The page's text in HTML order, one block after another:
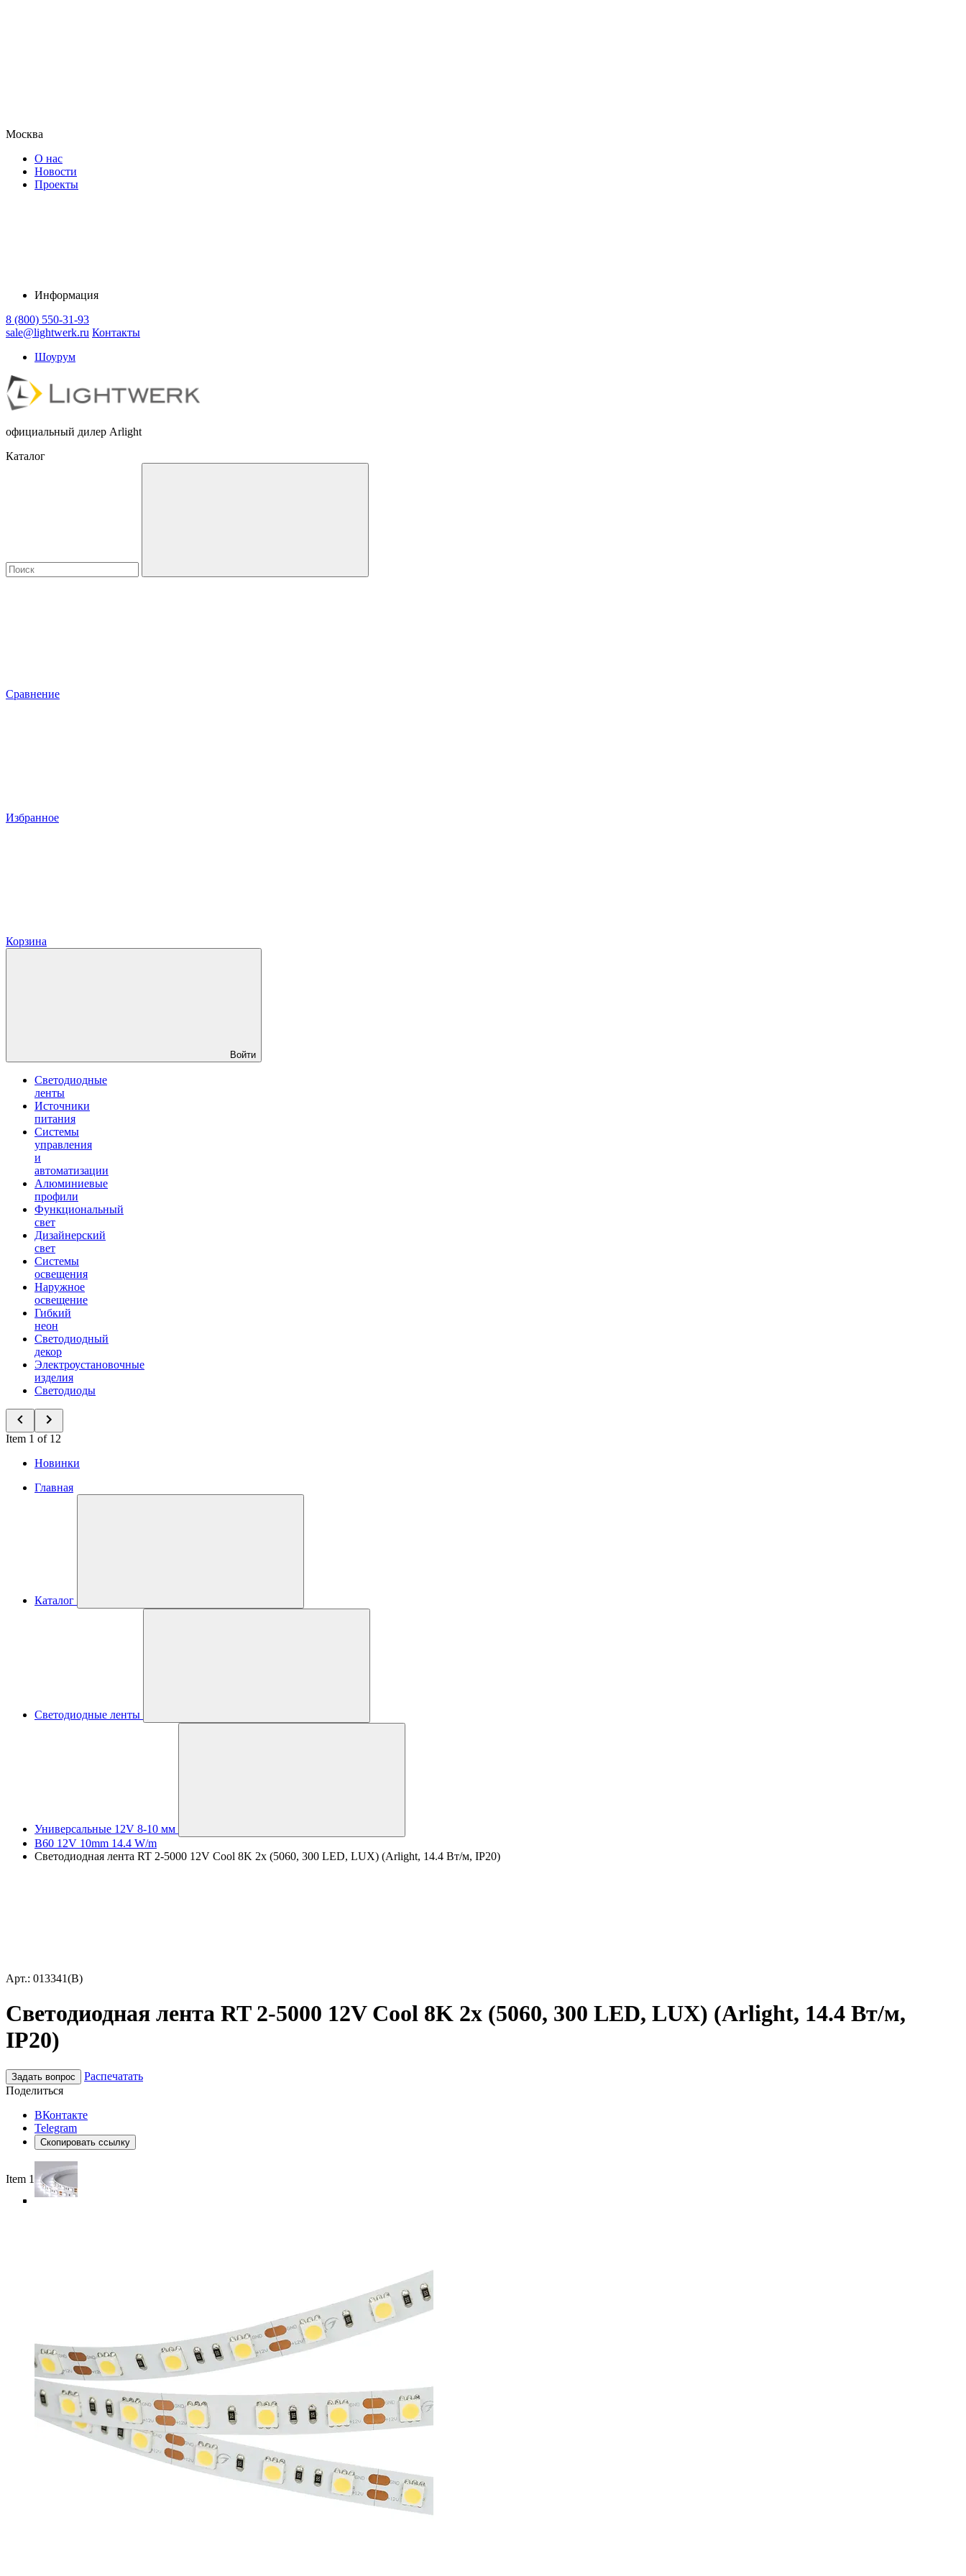
Москва
О нас
Новости
Проекты
Информация
8 (800) 550-31-93
sale@lightwerk.ru Контакты
Шоурум
официальный дилер Arlight
Каталог
Сравнение
Избранное
Корзина
Войти
Светодиодные
ленты
Источники
питания
Системы
управления
и
автоматизации
Алюминиевые
профили
Функциональный
свет
Дизайнерский
свет
Системы
освещения
Наружное
освещение
Гибкий
неон
Светодиодный
декор
Электроустановочные
изделия
Светодиоды
Item 1 of 12
Новинки
Главная
Каталог
Светодиодные ленты
Универсальные 12V 8-10 мм
B60 12V 10mm 14.4 W/m
Светодиодная лента RT 2-5000 12V Cool 8K 2x (5060, 300 LED, LUX) (Arlight, 14.4 Вт/м, IP20)
Арт.: 013341(B)
Светодиодная лента RT 2-5000 12V Cool 8K 2x (5060, 300 LED, LUX) (Arlight, 14.4 Вт/м,
IP20)
Задать вопрос
Распечатать
Поделиться
ВКонтакте
Telegram
Скопировать ссылку
Item 1 of 5